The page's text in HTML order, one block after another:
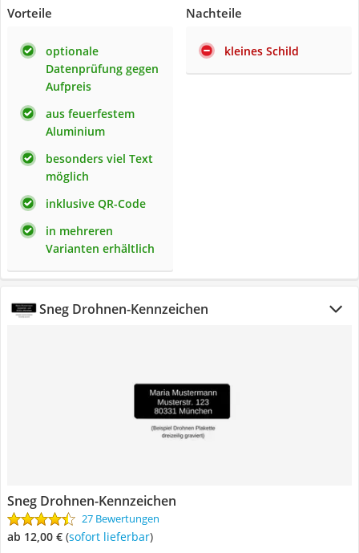
Vorteile
optionale
Datenprüfung gegen
Aufpreis
aus feuerfestem
Aluminium
besonders viel Text
möglich
inklusive QR-Code
in mehreren
Varianten erhältlich
Nachteile
kleines Schild
Sneg Drohnen-Kennzeichen
Sneg Drohnen-Kennzeichen
27 Bewertungen
ab 12,00 € ( Sofort lieferbar)